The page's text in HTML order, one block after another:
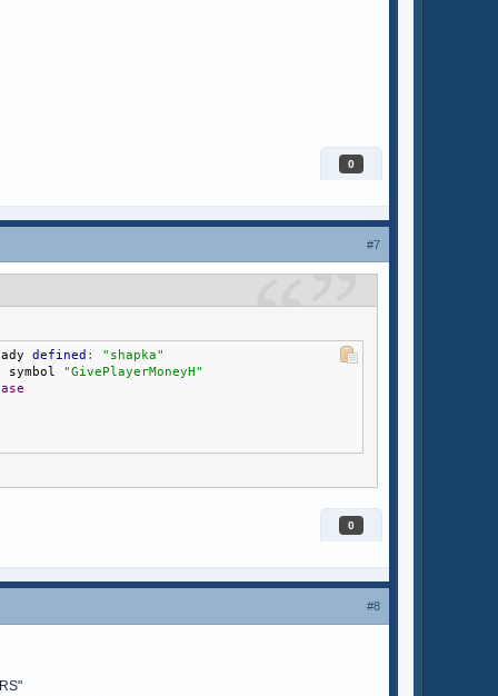
0
#7
defined :
"shapka"
symbol "GivePlayerMoneyH"
0
#8